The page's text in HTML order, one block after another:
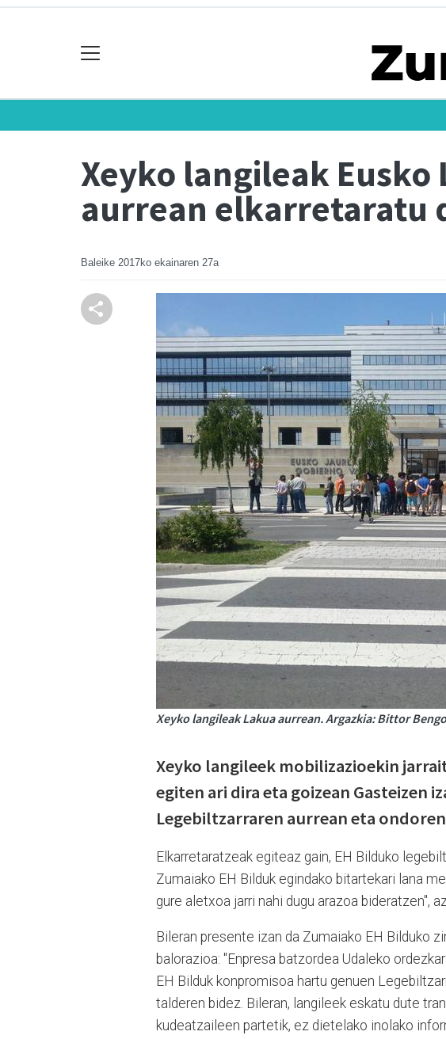
Xeyko langileak
aurrean elkarretaratu
Baleike 2017ko ekainaren 27a
Xeyko langileak Lakua aurrean. Argazkia: Bittor
Xeyko langileek mobilizazioekin
egiten ari dira eta goizean Gasteizen
Legebiltzarraren aurrean eta
Elkarretaratzeak egiteaz gain, EH Bilduko
Zumaiako EH Bilduk egindako bitartekari lana
gure aletxoa jarri nahi dugu arazoa bideratzen",
Bileran presente izan da Zumaiako EH Bilduko
balorazioa: "Enpresa batzordea Udaleko
EH Bilduk konpromisoa hartu genuen
talderen bidez. Bileran, langileek eskatu dute
kudeatzaileen partetik, ez dietelako inolako